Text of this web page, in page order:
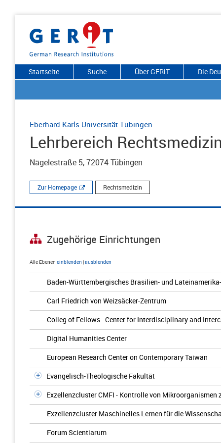
Startseite Suche Über GERiT Die
Eberhard Karls Universität Tübingen
Lehrbereich
Nägelestraße 5, 72074 Tübingen
Zur Homepage Rechtsmedizin
Zugehörige Einrichtungen
Alle Ebenen einblenden |ausblenden
Baden-Württembergisches Brasilien- und
Carl Friedrich von Weizsäcker-Zentrum
Colleg of Fellows - Center for Interdisciplinary and
Digital Humanities Center
European Research Center on Contemporary Taiwan
Evangelisch-Theologische Fakultät
Exzellenzcluster CMFI - Kontrolle von
Exzellenzcluster Maschinelles Lernen für die
Forum Scientiarum